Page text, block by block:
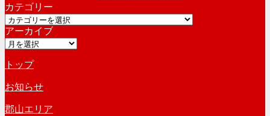
カ
イ
ブ
カテゴリー
カ
テ
ゴ
ー
アーカイブ
ア
カ
イ
ブ
トップ
お知らせ
郡山エリア